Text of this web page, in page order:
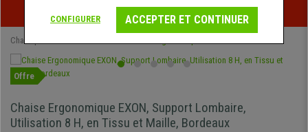
exclusives pour une durée limitée - Voir l'offre
Chaisepro
Offre
Chaise Ergonomique EXON, Support Lombaire,
Utilisation 8 H, en Tissu et Maille, Bordeaux
CONFIGURER ACCEPTER ET CONTINUER